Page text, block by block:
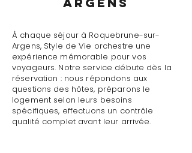
À chaque séjour à Roquebrune-sur-
Argens, Style de Vie orchestre une
expérience mémorable pour vos
voyageurs. Notre service débute dès la
réservation : nous répondons aux
questions des hôtes, préparons le
logement selon leurs besoins
spécifiques, effectuons un contrôle
qualité complet avant leur arrivée.